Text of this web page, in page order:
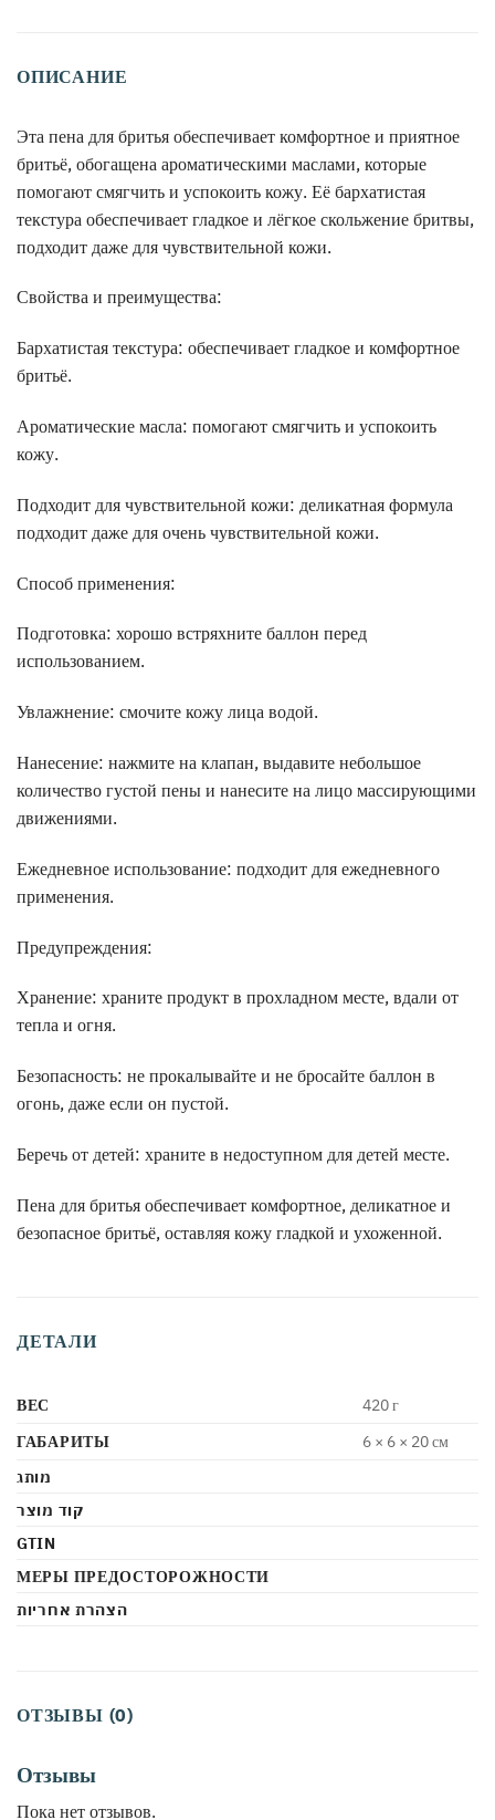
ОПИСАНИЕ
Эта пена для бритья обеспечивает комфортное и приятное
бритьё, обогащена ароматическими маслами, которые
помогают смягчить и успокоить кожу. Её бархатистая
текстура обеспечивает гладкое и лёгкое скольжение бритвы,
подходит даже для чувствительной кожи.
Свойства и преимущества:
Бархатистая текстура: обеспечивает гладкое и комфортное
бритьё.
Ароматические масла: помогают смягчить и успокоить
кожу.
Подходит для чувствительной кожи: деликатная формула
подходит даже для очень чувствительной кожи.
Способ применения:
Подготовка: хорошо встряхните баллон перед
использованием.
Увлажнение: смочите кожу лица водой.
Нанесение: нажмите на клапан, выдавите небольшое
количество густой пены и нанесите на лицо массирующими
движениями.
Ежедневное использование: подходит для ежедневного
применения.
Предупреждения:
Хранение: храните продукт в прохладном месте, вдали от
тепла и огня.
Безопасность: не прокалывайте и не бросайте баллон в
огонь, даже если он пустой.
Беречь от детей: храните в недоступном для детей месте.
Пена для бритья обеспечивает комфортное, деликатное и
безопасное бритьё, оставляя кожу гладкой и ухоженной.
ДЕТАЛИ
ВЕС
420 г
ГАБАРИТЫ
6 × 6 × 20 см
מותג
קוד מוצר
GTIN
МЕРЫ ПРЕДОСТОРОЖНОСТИ
הצהרת אחריות
ОТЗЫВЫ (0)
Отзывы
Пока нет отзывов.